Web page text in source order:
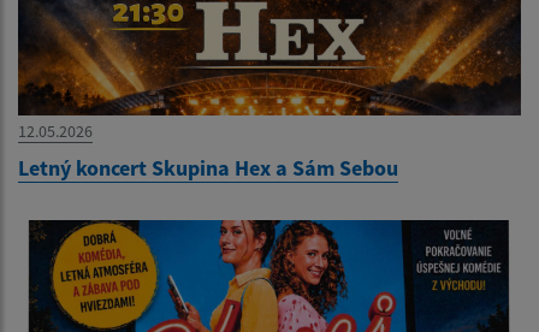
12.05.2026
Letný koncert Skupina Hex a Sám Sebou